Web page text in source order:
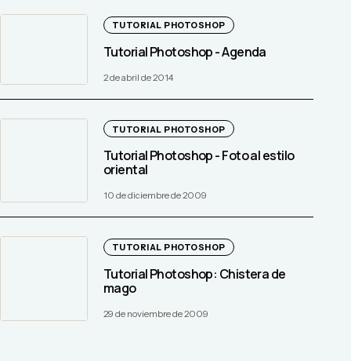
TUTORIAL PHOTOSHOP
Tutorial Photoshop - Agenda
2 de abril de 2014
TUTORIAL PHOTOSHOP
Tutorial Photoshop - Foto al estilo
oriental
10 de diciembre de 2009
TUTORIAL PHOTOSHOP
Tutorial Photoshop: Chistera de
mago
29 de noviembre de 2009